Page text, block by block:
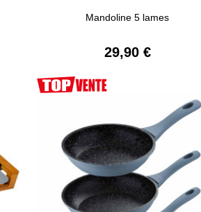
Mandoline 5 lames
29,90 €